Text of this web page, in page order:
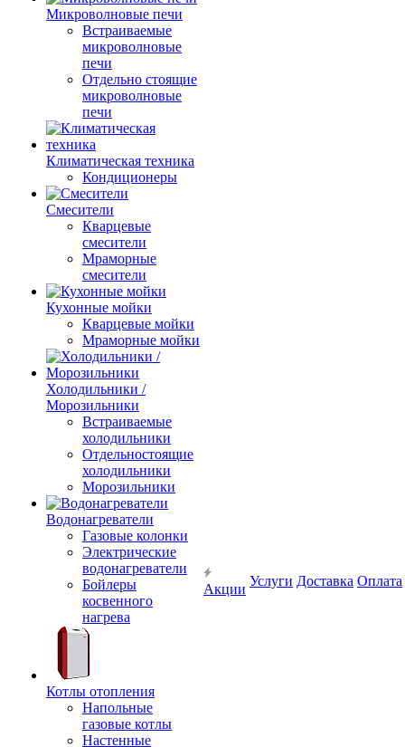
Микроволновые печи
Встраиваемые
микроволновые
печи
Отдельно стоящие
микроволновые
печи
Климатическая техника
Кондиционеры
Смесители
Кварцевые
смесители
Мраморные
смесители
Кухонные мойки
Кварцевые мойки
Мраморные мойки
Холодильники /
Морозильники
Встраиваемые
холодильники
Отдельностоящие
холодильники
Морозильники
Водонагреватели
Газовые колонки
Электрические
водонагреватели
Бойлеры
косвенного
нагрева
Котлы отопления
Напольные
газовые котлы
Настенные
Акции
Услуги Доставка Оплата